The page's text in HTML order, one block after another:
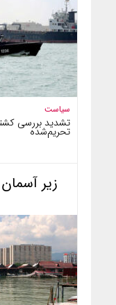
سیاست
تشدید بررسی
تحریم‌شده
زیر آسمان